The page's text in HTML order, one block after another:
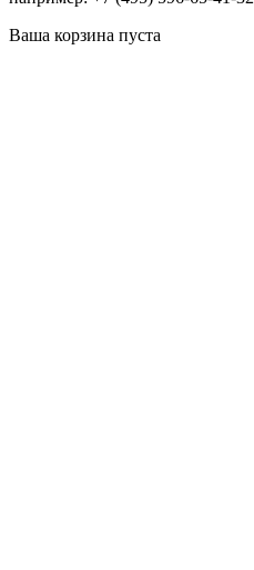
Ваша корзина пуста